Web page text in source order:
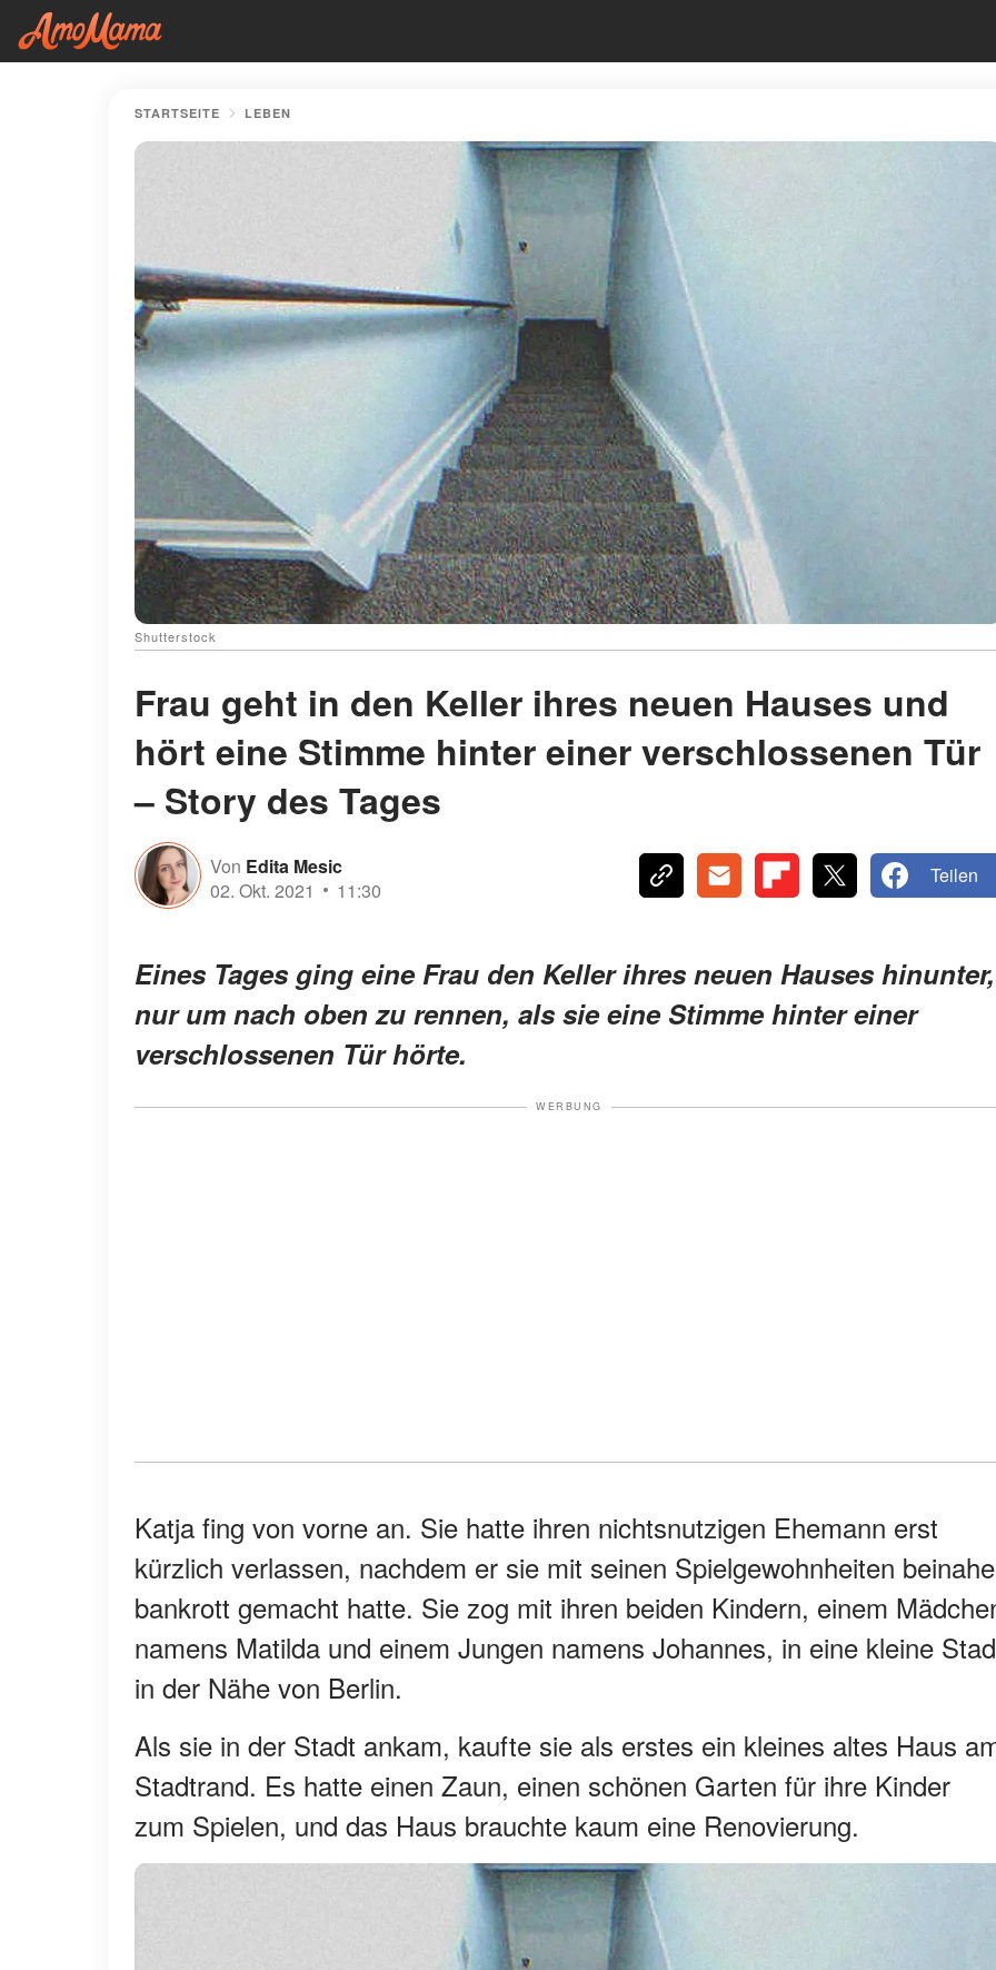
STARTSEITE LEBEN
Shutterstock
Frau geht in den Keller ihres neuen Hauses und
hört eine Stimme hinter einer verschlossenen Tür
– Story des Tages
Von Edita Mesic
02. Okt. 2021
11:30
Teilen
Eines Tages ging eine Frau den Keller ihres neuen Hauses hinunter,
nur um nach oben zu rennen, als sie eine Stimme hinter einer
verschlossenen Tür hörte.
WERBUNG
Katja fing von vorne an. Sie hatte ihren nichtsnutzigen Ehemann erst
kürzlich verlassen, nachdem er sie mit seinen Spielgewohnheiten beinahe
bankrott gemacht hatte. Sie zog mit ihren beiden Kindern, einem
namens Matilda und einem Jungen namens Johannes, in eine kleine
in der Nähe von Berlin.
Als sie in der Stadt ankam, kaufte sie als erstes ein kleines altes Haus
Stadtrand. Es hatte einen Zaun, einen schönen Garten für ihre Kinder
zum Spielen, und das Haus brauchte kaum eine Renovierung.